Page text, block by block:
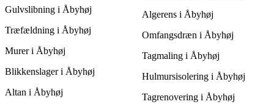
Gulvslibning i Åbyhøj
Træfældning i Åbyhøj
Murer i Åbyhøj
Blikkenslager i Åbyhøj
Altan i Åbyhøj
Algerens i Åbyhøj
Omfangsdræn i Åbyhøj
Tagmaling i Åbyhøj
Hulmursisolering i Åbyhøj
Tagrenovering i Åbyhøj